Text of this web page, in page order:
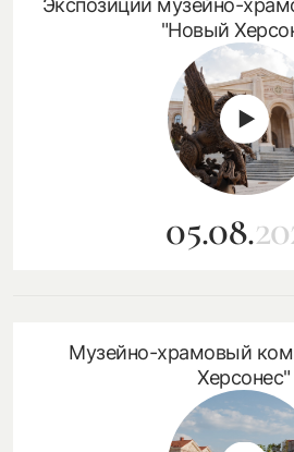
Экспозиции музейно-
"Новый
05.08.
Музейно-храмовый
Херсонес"